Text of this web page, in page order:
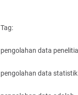
Tag:
pengolahan data
pengolahan data statistik